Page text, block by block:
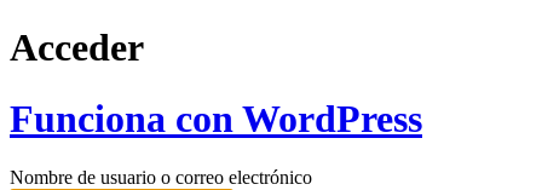
Acceder
Funciona con WordPress
Nombre de usuario o correo electrónico